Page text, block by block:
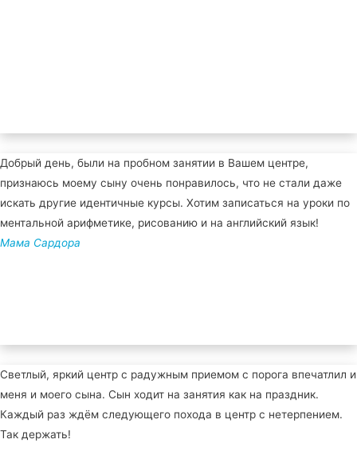
Добрый день, были на пробном занятии в Вашем центре,
признаюсь моему сыну очень понравилось, что не стали даже
искать другие идентичные курсы. Хотим записаться на уроки по
ментальной арифметике, рисованию и на английский язык!
Мама Сардора
Светлый, яркий центр с радужным приемом с порога впечатлил и
меня и моего сына. Сын ходит на занятия как на праздник.
Каждый раз ждём следующего похода в центр с нетерпением.
Так держать!